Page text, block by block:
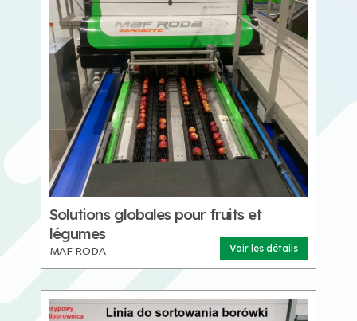
Solutions globales pour fruits et
légumes
MAF RODA Voir les détails